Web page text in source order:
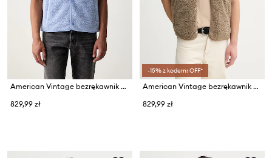
American Vintage bezrękawnik męski polarowy
829,99 zł
-15% z kodem: OFF*
American Vintage bezrękawnik męski polarowy
829,99 zł